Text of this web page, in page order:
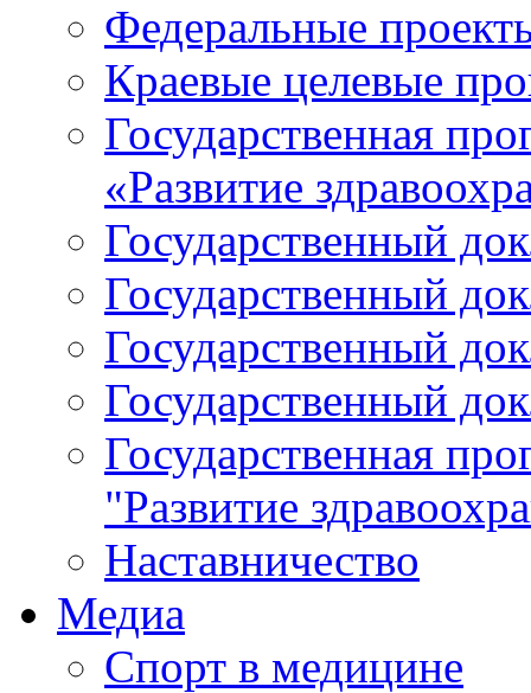
Федеральные
Краевые целевые
Государственная
«Развитие
Государственный
Государственный
Государственный
Государственный
Государственная
"Развитие
Наставничество
Медиа
Спорт в медицине